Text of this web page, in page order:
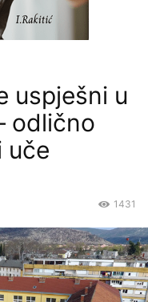
uspješni u
odlično
uče
1431